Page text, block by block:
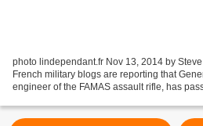
photo lindependant.fr Nov 13, 2014 by
French military blogs are reporting that
engineer of the FAMAS assault rifle, has